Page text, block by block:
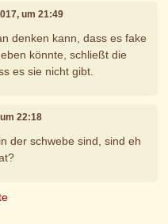
um 21:49
denken kann, dass es fake
könnte, schließt die
es sie nicht gibt.
22:18
der schwebe sind, sind eh